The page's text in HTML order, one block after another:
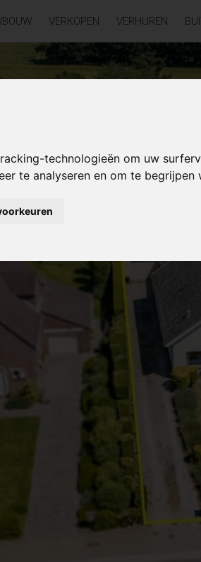
technologieën om uw
te analyseren en om te begrijpen
VERKOPEN VERHUREN